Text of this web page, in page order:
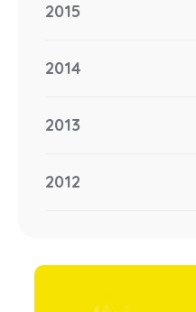
2015
2014
2013
2012